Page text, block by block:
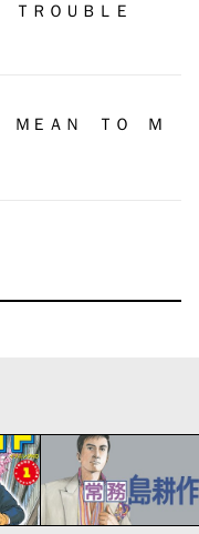
ＴＲＯＵＢＬＥ
ＭＥＡＮ ＴＯ Ｍ